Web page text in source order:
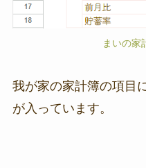
まいの家
我が家の家計簿の項目
が入っています。